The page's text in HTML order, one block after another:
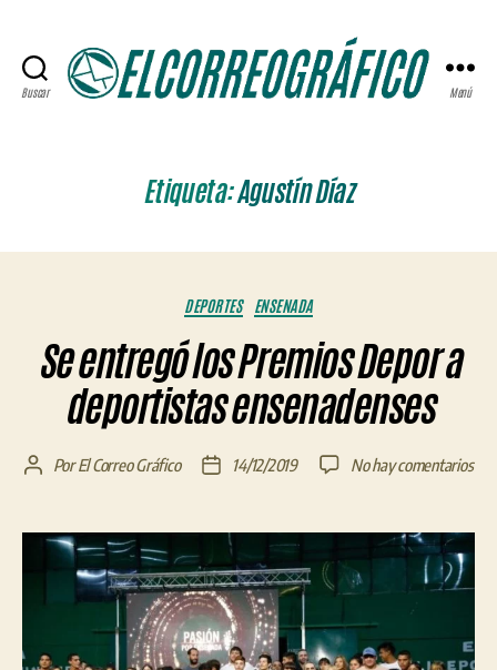
Buscar Menú
Etiqueta:Agustín Díaz
Categorías
DEPORTES ENSENADA
Se entregó los Premios Depor a
deportistas ensenadenses
Autor
entrada
PorEl Correo Gráfico
Fecha
entrada
14/12/2019 No hay comentariosen
los